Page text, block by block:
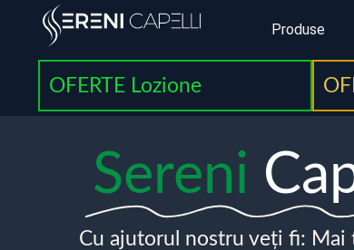
Produse
OFERTE Lozione
Sereni
Cu ajutorul nostru veți fi: Mai